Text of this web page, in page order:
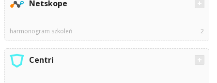
Netskope
harmonogram szkoleń 2
Centri